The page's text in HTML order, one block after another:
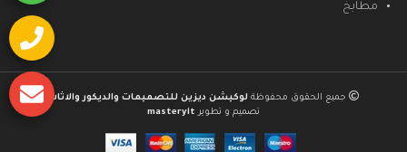
مطابخ
جميع الحقوق محفوظة لوكيشن ديزين للتصميمات والديكور والاثاث
تصميم و تطوير masteryit